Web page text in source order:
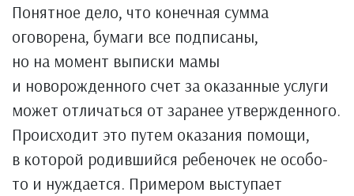
Понятное дело, что конечная сумма
оговорена, бумаги все подписаны,
но на момент выписки мамы
и новорожденного счет за оказанные услуги
может отличаться от заранее утвержденного.
Происходит это путем оказания помощи,
в которой родившийся ребеночек не особо-
то и нуждается. Примером выступает